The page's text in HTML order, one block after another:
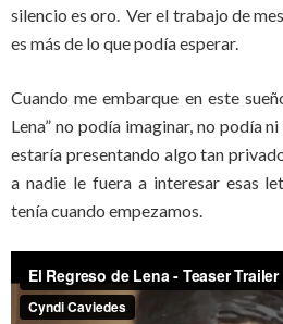
silencio es oro. Ver el trabajo de
es más de lo que podía esperar.
Cuando me embarque en este
Lena” no podía imaginar, no podía
estaría presentando algo tan
a nadie le fuera a interesar esas
tenía cuando empezamos.